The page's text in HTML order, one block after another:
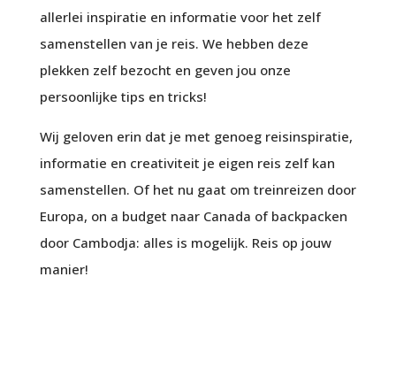
allerlei inspiratie en informatie voor het zelf
samenstellen van je reis. We hebben deze
plekken zelf bezocht en geven jou onze
persoonlijke tips en tricks!
Wij geloven erin dat je met genoeg reisinspiratie,
informatie en creativiteit je eigen reis zelf kan
samenstellen. Of het nu gaat om treinreizen door
Europa, on a budget naar Canada of backpacken
door Cambodja: alles is mogelijk. Reis op jouw
manier!